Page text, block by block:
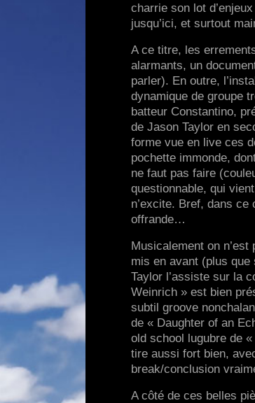
charrie son lot
jusqu’ici, et surtout
A ce titre, les
alarmants, un
parler). En outre,
dynamique de groupe
batteur Constantino,
de Jason Taylor en
forme vue en live ces
pochette immonde,
ne faut pas faire
questionnable, qui
n’excite. Bref, dans ce
offrande…
Musicalement on
mis en avant (plus que
Taylor l’assiste sur la
Weinrich » est bien
subtil groove
de « Daughter of an
old school lugubre de
tire aussi fort bien,
break/conclusion
A côté de ces belles